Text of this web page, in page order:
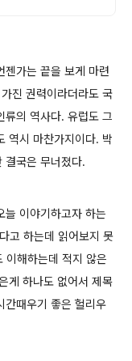
젠가는 끝을 보게 마련
진 권력이라더라도 국
류의 역사다. 유럽도 그
역시 마찬가지이다. 박
결국은 무너졌다.
늘 이야기하고자 하는
고 하는데 읽어보지 못
이해하는데 적지 않은
게 하나도 없어서 제목
간때우기 좋은 헐리우